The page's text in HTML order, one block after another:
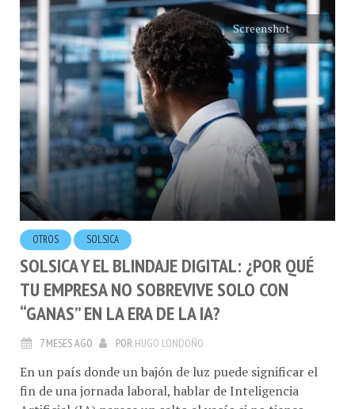
Screenshot
OTROS SOLSICA
SOLSICA Y EL BLINDAJE DIGITAL: ¿POR QUÉ
TU EMPRESA NO SOBREVIVE SOLO CON
“GANAS” EN LA ERA DE LA IA?
7 MESES AGO PORHUGO LONDOÑO
En un país donde un bajón de luz puede significar el
fin de una jornada laboral, hablar de Inteligencia
Artificial (IA) parece un salto al vacío si no tienes